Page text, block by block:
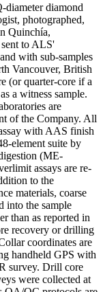
diamond
photographed,
Quinchía,
to ALS'
with sub-samples
Vancouver, British
(or quarter-core if a
a witness sample.
are
of the Company. All
with AAS finish
element suite by
(ME-
assays are re-
to the
materials, coarse
into the sample
than as reported in
recovery or drilling
coordinates are
handheld GPS with
survey. Drill core
were collected at